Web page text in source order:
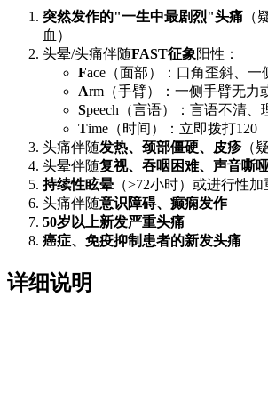
突然发作的"一生中最剧烈"头痛 （
血）
头晕/头痛伴随FAST征象阳性：
Face（面部）：口角歪斜、一
Arm（手臂）：一侧手臂无力
Speech（言语）：言语不清、
Time（时间）：立即拨打120
头痛伴随发热、颈部僵硬、皮疹（
头晕伴随复视、吞咽困难、声音嘶
持续性眩晕 （>72小时）或进行性加
头痛伴随意识障碍、癫痫发作
50岁以上新发严重头痛
癌症、免疫抑制患者的新发头痛
详细说明